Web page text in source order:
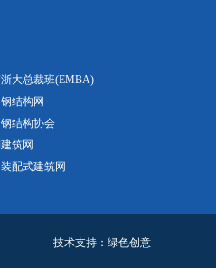
大总裁班(EMBA)
结构网
结构协会
筑网
配式建筑网
技术支持： 绿色创意